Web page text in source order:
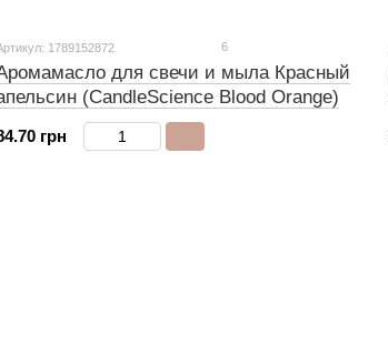
1789152872 6
для свечи и мыла Красный
(CandleScience Blood Orange)
грн